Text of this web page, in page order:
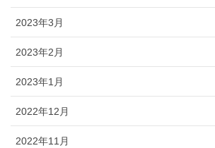
2023年3月
2023年2月
2023年1月
2022年12月
2022年11月